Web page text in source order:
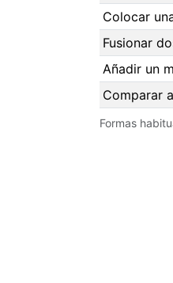
Colocar
Fusionar
Añadir un
Comparar
Formas